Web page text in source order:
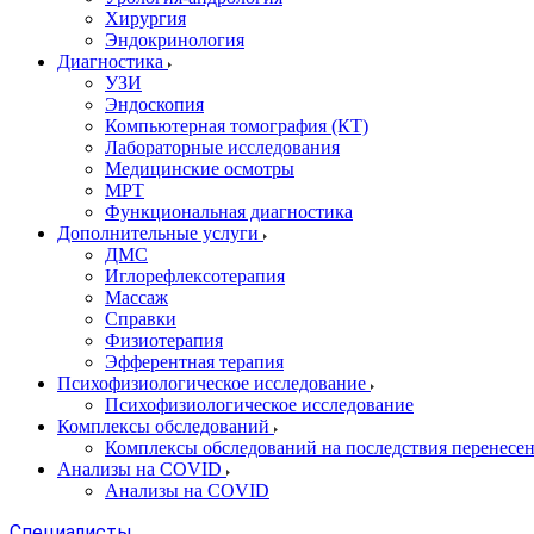
Хирургия
Эндокринология
Диагностика
УЗИ
Эндоскопия
Компьютерная томография (КТ)
Лабораторные исследования
Медицинские осмотры
МРТ
Функциональная диагностика
Дополнительные услуги
ДМС
Иглорефлексотерапия
Массаж
Справки
Физиотерапия
Эфферентная терапия
Психофизиологическое исследование
Психофизиологическое исследование
Комплексы обследований
Комплексы обследований на последствия
Анализы на COVID
Анализы на COVID